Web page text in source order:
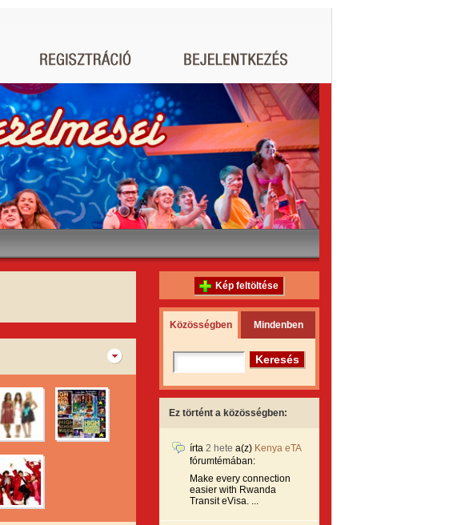
Kép feltöltése
Közösségben Mindenben
Ez történt a közösségben:
írta 2 hete a(z) Kenya eTA
fórumtémában:
Make every connection
easier with Rwanda
Transit eVisa. ...